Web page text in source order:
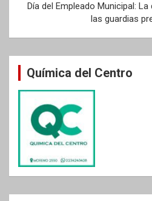
Día del Empleado Municipal:
las guardias
Química del Centro